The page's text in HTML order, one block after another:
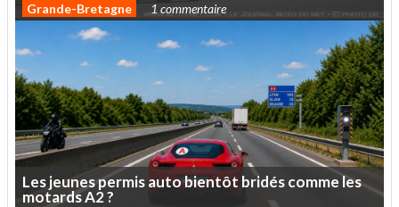
Grande-Bretagne 1 commentaire
Lesjeunespermisautobientôt bridéscommeles
motardsA2?